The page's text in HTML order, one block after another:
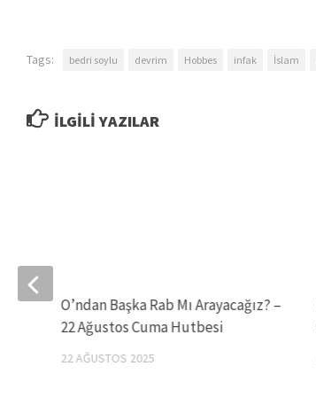
Tags: bedri soylu devrim Hobbes infak İslam
İLGILI YAZILAR
O’ndan Başka Rab Mı Arayacağız? –
22 Ağustos Cuma Hutbesi
22 AĞUSTOS 2025